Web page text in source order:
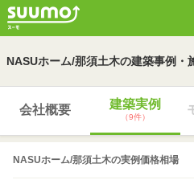
NASUホーム/那須土木の建築事例・
会社概要 建築実例
（9件）
NASUホーム/那須土木の実例価格相場